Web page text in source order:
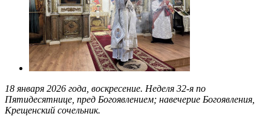
18 января 2026 года, воскресение. Неделя 32-я по
Пятидесятнице пред Богоявлением; навечерие Богоявления,
Крещенский сочельник.